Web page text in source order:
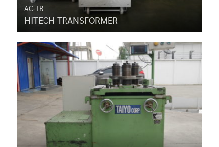
AC-TR
HITECH TRANSFORMER